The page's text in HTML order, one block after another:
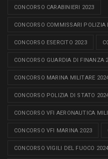
CONCORSO CARABINIERI 2023
CONCORSO COMMISSARI POLIZIA
CONCORSO ESERCITO 2023
CONCORSO GUARDIA DI FINANZA
CONCORSO MARINA MILITARE
CONCORSO POLIZIA DI STATO
CONCORSO VFI AERONAUTICA
CONCORSO VFI MARINA 2023
CONCORSO VIGILI DEL FUOCO 2024